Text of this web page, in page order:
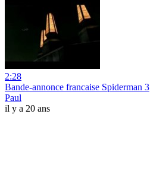
2:28
Bande-annonce francaise Spiderman 3
Paul
il y a 20 ans